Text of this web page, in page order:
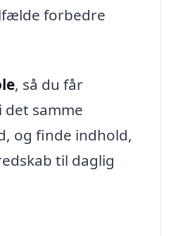
forbedre
, så du får
samme
og finde indhold,
til daglig